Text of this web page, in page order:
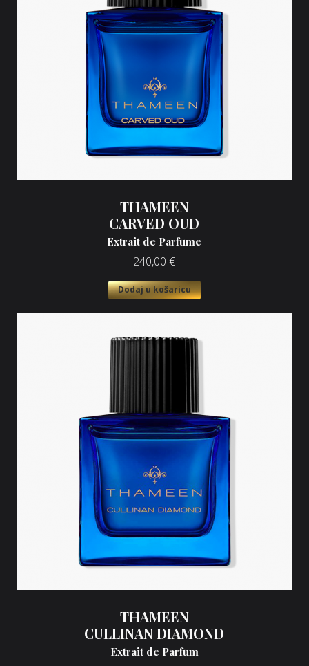
THAMEEN
CARVED OUD
Extrait de Parfume
240,00 €
Dodaj u košaricu
THAMEEN
CULLINAN DIAMOND
Extrait de Parfum